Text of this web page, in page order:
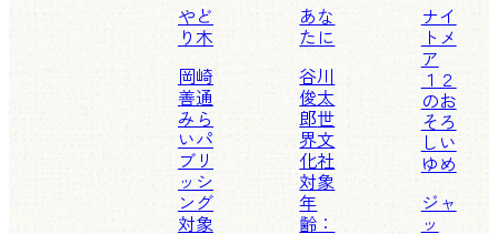
やど
り木
岡崎
善通
みら
いパ
ブリ
ッシ
ング
対象
あな
たに
谷川
俊太
郎世
界文
化社
対象
年
齢：
ナイ
トメ
ア
１２
のお
そろ
しい
ゆめ
ジャ
ッ